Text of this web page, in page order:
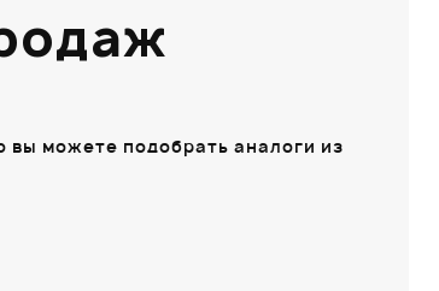
вы можете подобрать аналоги из